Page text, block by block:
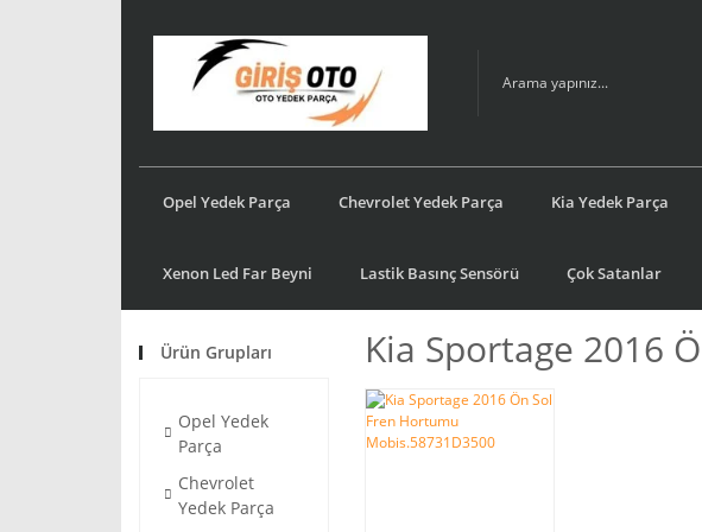
Opel Yedek Parça Chevrolet Yedek Parça Kia Yedek Parça
Xenon Led Far Beyni Lastik Basınç Sensörü Çok Satanlar
Ürün Grupları
Opel Yedek
Parça
Chevrolet
Yedek Parça
Kia Sportage 2016